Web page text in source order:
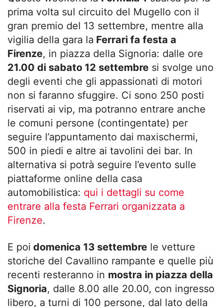
prima volta sul circuito del Mugello con il
gran premio del 13 settembre, mentre alla
vigilia della gara la Ferrari fa festa a
Firenze, in piazza della Signoria: dalle ore
21.00 di sabato 12 settembre si svolge uno
degli eventi che gli appassionati di motori
non si faranno sfuggire. Ci sono 250 posti
riservati ai vip, ma potranno entrare anche
le comuni persone (contingentate) per
seguire l’appuntamento dai maxischermi,
500 in piedi e altre ai tavolini dei bar. In
alternativa si potrà seguire l’evento sulle
piattaforme online della casa
automobilistica: qui i dettagli su come
entrare alla festa Ferrari organizzata a
Firenze.
E poi domenica 13 settembre le vetture
storiche del Cavallino rampante e quelle più
recenti resteranno in mostra in piazza della
Signoria, dalle 8.00 alle 20.00, con ingresso
libero, a turni di 100 persone, dal lato della